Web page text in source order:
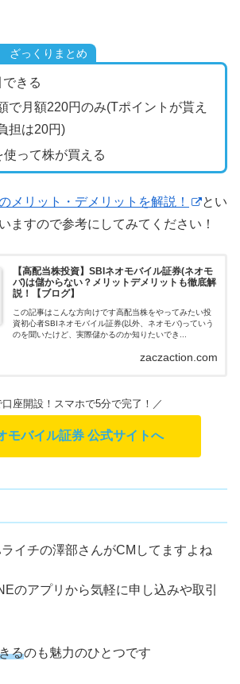
ざっくりまとめ
きる
で月額220円のみ(Tポイントが貰え
担は20円)
って株が買える
メリット・デメリットを解説！
とい
ますので参考にしてみてください！
【高配当株投資】SBIネオモバイル証券(ネオモ
バ)は儲からない？メリットデメリットも徹底解
説！【ブログ】
この記事はこんな方向けです高配当株をやってみたい投
資初心者SBIネオモバイル証券(以外、ネオモバ)っていう
のを聞いたけど、実際儲かるのか知りたいでき...
zaczaction.com
口座開設！スマホで5分で完了！／
モバイル証券 公式サイトへ
イチの澤部さんがCMしてますよね
のアプリから気軽に申し込みや取引
るのも魅力のひとつです